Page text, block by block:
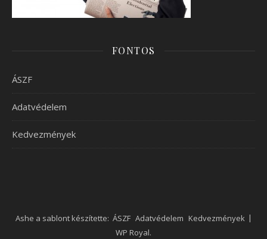
FONTOS
ÁSZF
Adatvédelem
Kedvezmények
ÁSZF Adatvédelem Kedvezmények
Ashe a sablont készítette:
WP Royal.